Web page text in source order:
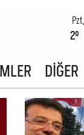
Pzt
2°
DİĞER